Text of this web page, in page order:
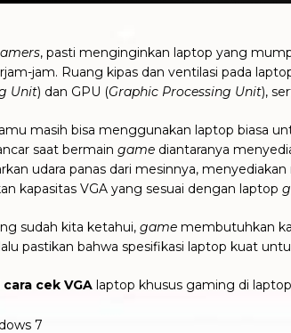
, pasti menginginkan laptop yang
jam. Ruang kipas dan ventilasi pada
Unit) dan GPU (Graphic Processing Unit),
masih bisa menggunakan laptop biasa
saat bermain game diantaranya
udara panas dari mesinnya,
kapasitas VGA yang sesuai dengan laptop
sudah kita ketahui, game membutuhkan
pastikan bahwa spesifikasi laptop kuat
cara cek VGA laptop khusus gaming di
7